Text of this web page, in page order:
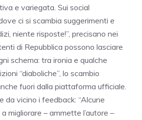
e variegata. Sui social
ci si scambia suggerimenti e
niente risposte!”, precisano nei
di Repubblica possono lasciare
schema: tra ironia e qualche
“diaboliche”, lo scambio
fuori dalla piattaforma ufficiale.
da vicino i feedback: “Alcune
migliorare – ammette l’autore –